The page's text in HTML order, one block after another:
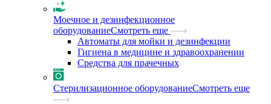
Моечное и дезинфекционное
оборудованиеСмотреть еще
Автоматы для мойки и дезинфекции
Гигиена в медицине и здравоохранении
Средства для прачечных
Стерилизационное оборудованиеСмотреть еще